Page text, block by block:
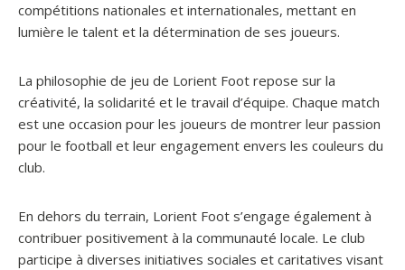
compétitions nationales et internationales, mettant en
lumière le talent et la détermination de ses joueurs.
La philosophie de jeu de Lorient Foot repose sur la
créativité, la solidarité et le travail d’équipe. Chaque match
est une occasion pour les joueurs de montrer leur passion
pour le football et leur engagement envers les couleurs du
club.
En dehors du terrain, Lorient Foot s’engage également à
contribuer positivement à la communauté locale. Le club
participe à diverses initiatives sociales et caritatives visant